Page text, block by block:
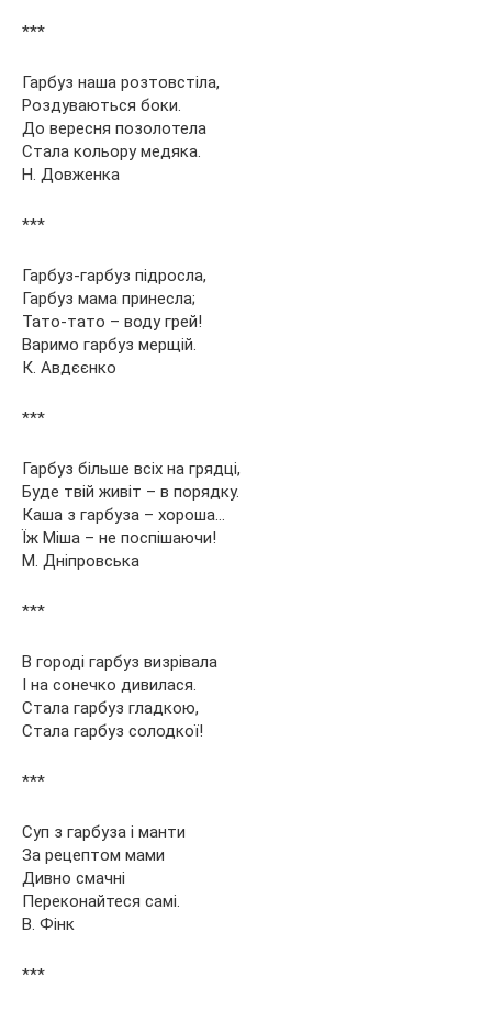
***
Гарбуз наша розтовстіла,
Роздуваються боки.
До вересня позолотела
Стала кольору медяка.
Н. Довженка
***
Гарбуз-гарбуз підросла,
Гарбуз мама принесла;
Тато-тато – воду грей!
Варимо гарбуз мерщій.
К. Авдєєнко
***
Гарбуз більше всіх на грядці,
Буде твій живіт – в порядку.
Каша з гарбуза – хороша…
Їж Міша – не поспішаючи!
М. Дніпровська
***
В городі гарбуз визрівала
І на сонечко дивилася.
Стала гарбуз гладкою,
Стала гарбуз солодкої!
***
Суп з гарбуза і манти
За рецептом мами
Дивно смачні
Переконайтеся самі.
В. Фінк
***